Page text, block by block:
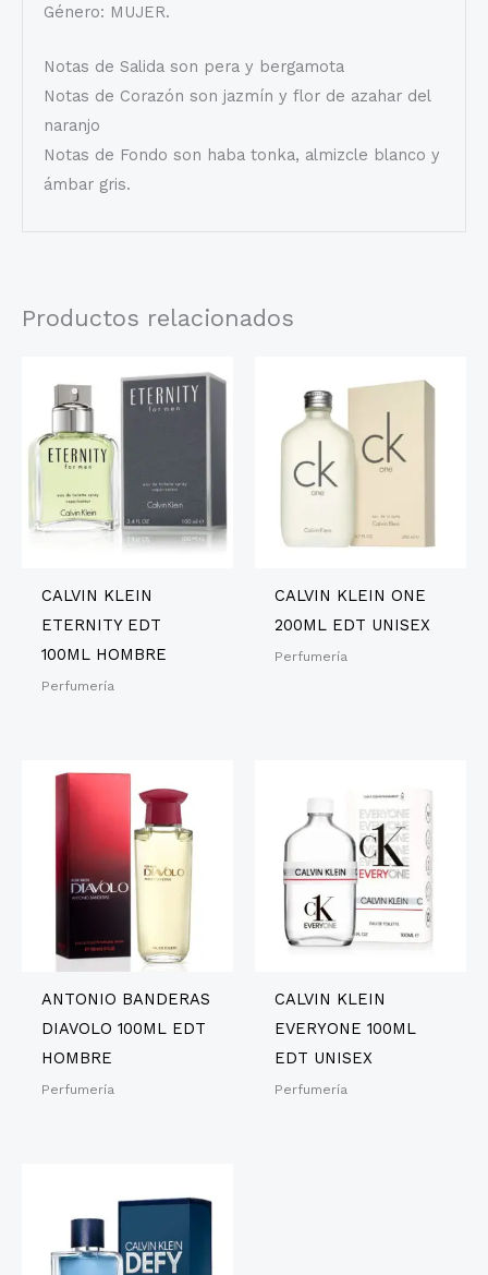
Género: MUJER.
Notas de Salida son pera y bergamota
Notas de Corazón son jazmín y flor de azahar del
naranjo
Notas de Fondo son haba tonka, almizcle blanco y
ámbar gris.
Productos relacionados
CALVIN KLEIN
ETERNITY EDT
100ML HOMBRE
Perfumería
CALVIN KLEIN ONE
200ML EDT UNISEX
Perfumería
ANTONIO BANDERAS
DIAVOLO 100ML EDT
HOMBRE
Perfumería
CALVIN KLEIN
EVERYONE 100ML
EDT UNISEX
Perfumería